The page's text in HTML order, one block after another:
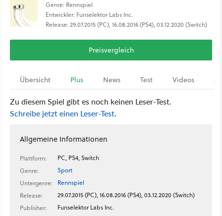
Genre: Rennspiel
Entwickler: Funselektor Labs Inc.
Release: 29.07.2015 (PC), 16.08.2016 (PS4), 03.12.2020 (Switch)
Preisvergleich
Übersicht Plus News Test Videos
Zu diesem Spiel gibt es noch keinen Leser-Test.
Schreibe jetzt einen Leser-Test.
Allgemeine Informationen
Plattform:
PC, PS4, Switch
Genre:
Sport
Untergenre:
Rennspiel
Release:
29.07.2015 (PC), 16.08.2016 (PS4), 03.12.2020 (Switch)
Publisher:
Funselektor Labs Inc.